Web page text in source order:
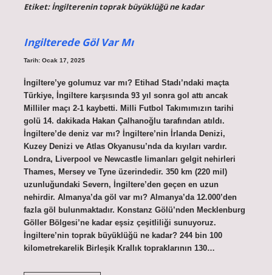
Etiket:İngilterenin toprak büyüklüğü ne kadar
Ingilterede Göl Var Mı
Tarih: Ocak 17, 2025
İngiltere’ye golumuz var mı? Etihad Stadı’ndaki maçta
Türkiye, İngiltere karşısında 93 yıl sonra gol attı ancak
Milliler maçı 2-1 kaybetti. Milli Futbol Takımımızın tarihi
golü 14. dakikada Hakan Çalhanoğlu tarafından atıldı.
İngiltere’de deniz var mı? İngiltere’nin İrlanda Denizi,
Kuzey Denizi ve Atlas Okyanusu’nda da kıyıları vardır.
Londra, Liverpool ve Newcastle limanları gelgit nehirleri
Thames, Mersey ve Tyne üzerindedir. 350 km (220 mil)
uzunluğundaki Severn, İngiltere’den geçen en uzun
nehirdir. Almanya’da göl var mı? Almanya’da 12.000’den
fazla göl bulunmaktadır. Konstanz Gölü’nden Mecklenburg
Göller Bölgesi’ne kadar eşsiz çeşitliliği sunuyoruz.
İngiltere’nin toprak büyüklüğü ne kadar? 244 bin 100
kilometrekarelik Birleşik Krallık topraklarının 130…